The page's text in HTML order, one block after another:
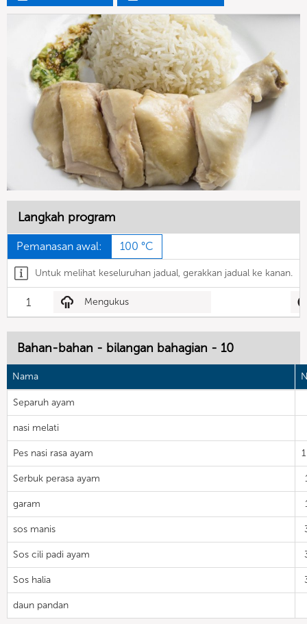
Langkah program
Pemanasan awal: 100 °C
Untuk melihat keseluruhan jadual, gerakkan jadual ke kanan.
1 Mengukus
Bahan-bahan - bilangan bahagian - 10
Nama
Separuh ayam
nasi melati
Pes nasi rasa ayam
Serbuk perasa ayam
garam
sos manis
Sos cili padi ayam
Sos halia
daun pandan